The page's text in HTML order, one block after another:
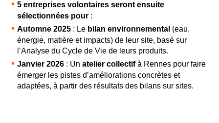
5 entreprises volontaires seront ensuite
sélectionnées pour :
Automne 2025 : Le bilan environnemental (eau,
énergie, matière et impacts) de leur site, basé sur
l’Analyse du Cycle de Vie de leurs produits.
Janvier 2026 : Un atelier collectifà Rennes pour faire
émerger les pistes d’améliorations concrètes et
adaptées, à partir des résultats des bilans sur sites.